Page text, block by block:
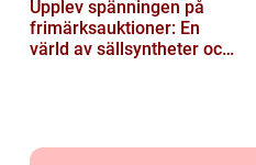
Upplev spänningen på
frimärksauktioner: En
värld av sällsyntheter och